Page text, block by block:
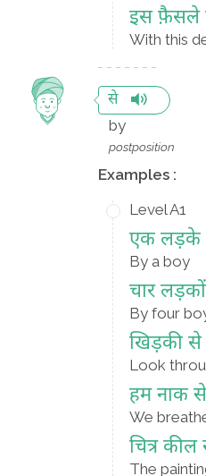
इस फ़ैसले
With this
से
by
postposition
Examples :
Level A1
एक लड़के
By a boy
चार
By four
खिड़की से
Look
हम नाक
We
चित्र
The